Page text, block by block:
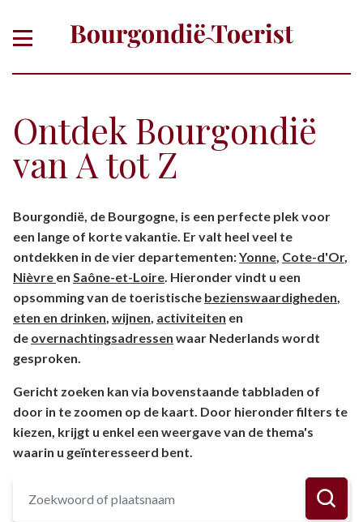
Ontdek Bourgondië
van A tot Z
departement
Bourgondië, de Bourgogne, is een perfecte plek voor
een lange of korte vakantie. Er valt heel veel te
ontdekken in de vier departementen:Yonne, Cote-d'Or,
Nièvre en Saône-et-Loire. Hieronder vindt u een
opsomming van de toeristische bezienswaardigheden,
eten en drinken, wijnen, activiteiten en
de overnachtingsadressen waar Nederlands wordt
gesproken.
Gericht zoeken kan via bovenstaande tabbladen of
door in te zoomen op de kaart. Door hieronder filters te
kiezen, krijgt u enkel een weergave van de thema's
waarin u geïnteresseerd bent.